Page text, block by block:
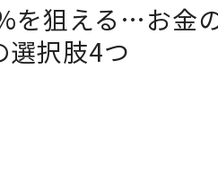
を狙える…お金
選択肢4つ